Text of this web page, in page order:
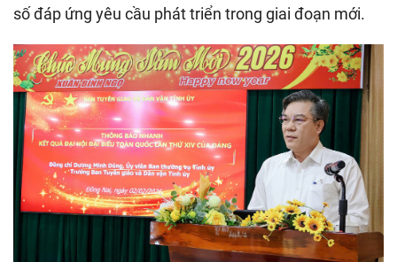
số đáp ứng yêu cầu phát triển trong giai đoạn mới.